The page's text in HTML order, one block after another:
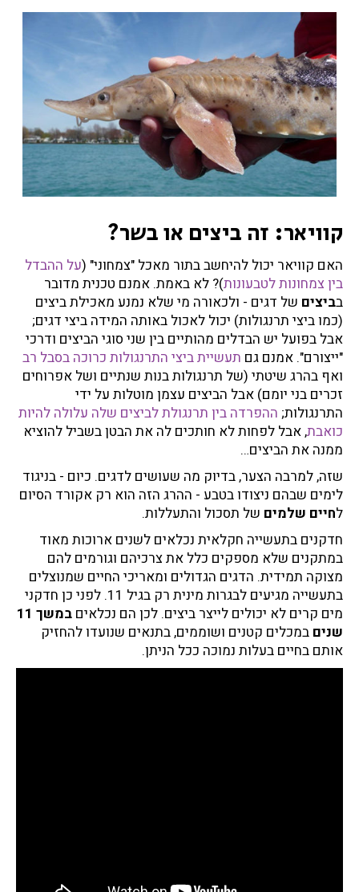
קוויאר: זה ביצים או בשר?
האם קוויאר יכול להיחשב בתור מאכל "צמחוני" (על ההבדל
בין צמחונות לטבעונות)? לא באמת. אמנם טכנית מדובר
בביצים של דגים - ולכאורה מי שלא נמנע מאכילת ביצים
(כמו ביצי תרנגולות) יכול לאכול באותה המידה ביצי דגים;
אבל בפועל יש הבדלים מהותיים בין שני סוגי הביצים ודרכי
"ייצורם". אמנם גם תעשיית ביצי התרנגולות כרוכה בסבל רב
ואף בהרג שיטתי (של תרנגולות בנות שנתיים ושל אפרוחים
זכרים בני יומם) אבל הביצים עצמן מוטלות על ידי
התרנגולות; ההפרדה בין תרנגולת לביצים שלה עלולה להיות
כואבת, אבל לפחות לא חותכים לה את הבטן בשביל להוציא
ממנה את הביצים…
שזה, למרבה הצער, בדיוק מה שעושים לדגים. כיום - בניגוד
לימים שבהם ניצודו בטבע - ההרג הזה הוא רק אקורד הסיום
לחיים שלמים של תסכול והתעללות.
חדקנים בתעשייה חקלאית נכלאים לשנים ארוכות מאוד
במתקנים שלא מספקים כלל את צרכיהם וגורמים להם
מצוקה תמידית. הדגים הגדולים ומאריכי החיים שמנוצלים
בתעשייה מגיעים לבגרות מינית רק בגיל 11. לפני כן חדקני
מים קרים לא יכולים לייצר ביצים. לכן הם נכלאים
במשך 11
שנים במכלים קטנים ושוממים, בתנאים שנועדו להחזיק
אותם בחיים בעלות נמוכה ככל הניתן.